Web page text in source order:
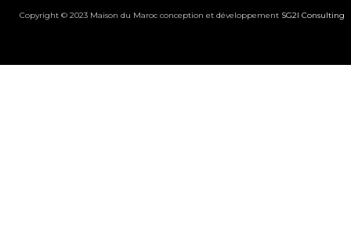
Copyright © 2023 Maison du Maroc conception et développement SG2I Consulting